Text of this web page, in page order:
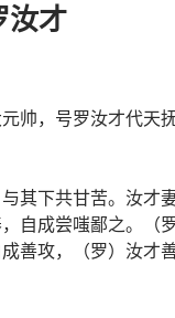
汝才
帅，号罗汝才代天
其下共甘苦。汝才
自成尝嗤鄙之。（
善攻，（罗）汝才